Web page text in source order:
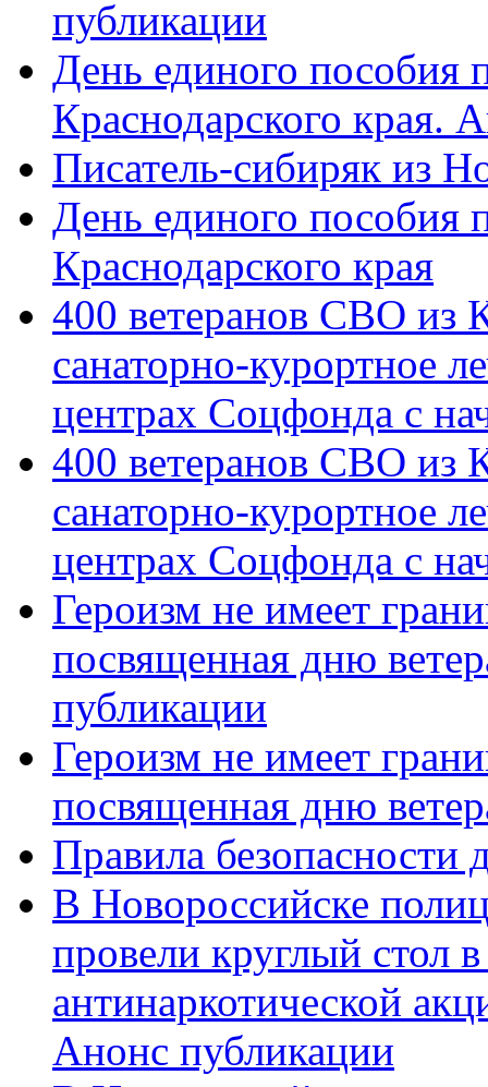
публикации
День единого пособия
Краснодарского края.
Писатель-сибиряк из
День единого пособия
Краснодарского края
400 ветеранов СВО из
санаторно-курортное
центрах Соцфонда с
400 ветеранов СВО из
санаторно-курортное
центрах Соцфонда с
Героизм не имеет
посвященная дню
публикации
Героизм не имеет
посвященная дню
Правила безопасности
В Новороссийске
провели круглый стол
антинаркотической
Анонс публикации